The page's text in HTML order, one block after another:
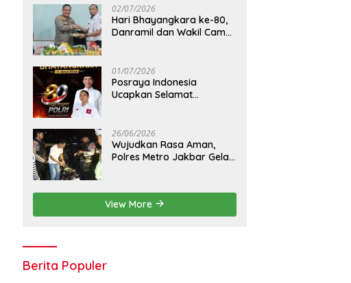
02/07/2026
Hari Bhayangkara ke-80,
Danramil dan Wakil Camat
01/07/2026
Posraya Indonesia
Ucapkan Selamat
Polri Menjaga Kamtibmas
26/06/2026
Wujudkan Rasa Aman,
Polres Metro Jakbar Gelar
View More
Berita Populer